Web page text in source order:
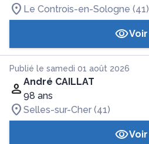
Le Controis-en-Sologne (41)
Voir
Publié le samedi 01 août 2026
André CAILLAT
98 ans
Selles-sur-Cher (41)
Voir